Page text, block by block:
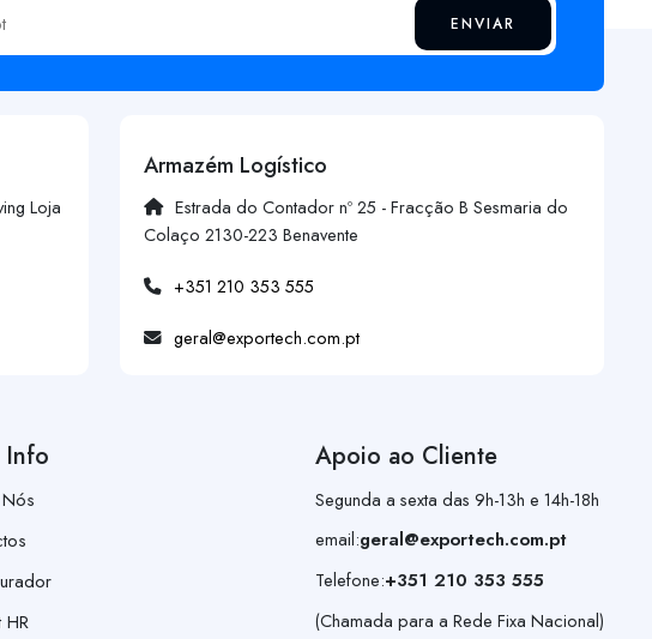
ENVIAR
Loja
Armazém Logístico
Estrada do Contador nº 25 - Fracção B Sesmaria do
Colaço 2130-223 Benavente
+351 210 353 555
geral@exportech.com.pt
Info Apoio ao Cliente
Segunda a sexta das 9h-13h e 14h-18h
email:geral@exportech.com.pt
Telefone:+351 210 353 555
(Chamada para a Rede Fixa Nacional)